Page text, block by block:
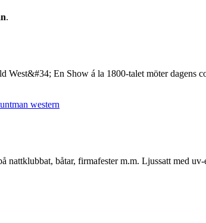
.
En Show á la 1800-talet möter dagens
western
nattklubbat, båtar, firmafester m.m. Ljussatt med